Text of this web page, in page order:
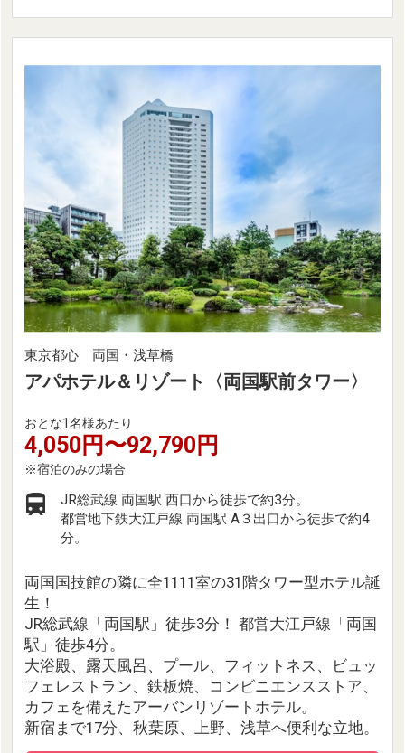
東京都心 両国・浅草橋
アパホテル＆リゾート〈両国駅前タワー〉
おとな1名様あたり
4,050円〜92,790円
JR総武線 両国駅 西口から徒歩で約3分。
都営地下鉄大江戸線 両国駅 A３出口から徒歩で約4
分。
両国国技館の隣に全1111室の31階タワー型ホテル誕
生！
JR総武線「両国駅」徒歩3分！ 都営大江戸線「両国
駅」徒歩4分。
大浴殿、露天風呂、プール、フィットネス、ビュッ
フェレストラン、鉄板焼、コンビニエンスストア、
カフェを備えたアーバンリゾートホテル。
新宿まで17分、秋葉原、上野、浅草へ便利な立地。